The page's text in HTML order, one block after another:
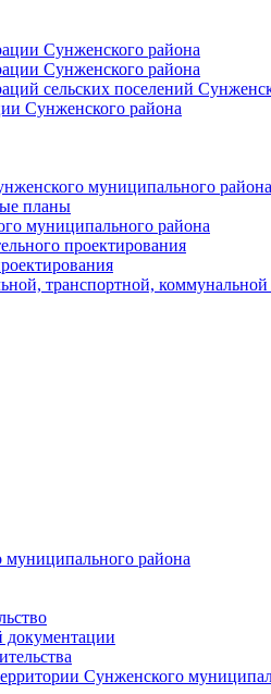
Сунженского района
Сунженского района
сельских поселений
Сунженского района
муниципального района
планы
муниципального района
проектирования
транспортной,
муниципального района
документации
Сунженского